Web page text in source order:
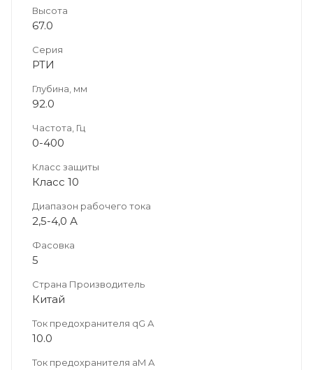
Высота
67.0
Серия
РТИ
Глубина, мм
92.0
Частота, Гц
0-400
Класс защиты
Класс 10
Диапазон рабочего тока
2,5-4,0 А
Фасовка
5
Страна Производитель
Китай
Ток предохранителя qG А
10.0
Ток предохранителя aM А